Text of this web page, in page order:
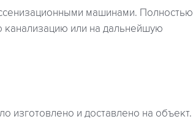
машинами. Полностью
или на дальнейшую
изготовлено и доставлено на объект.